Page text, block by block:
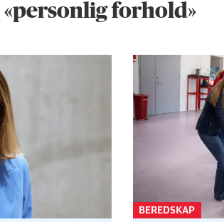
«personlig forhold»
BEREDSKAP